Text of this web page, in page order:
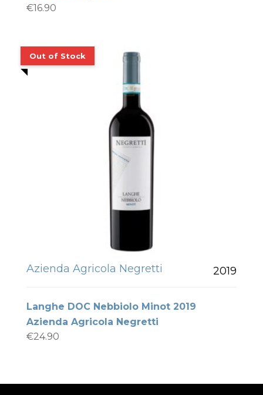
€16.90
Azienda Agricola Negretti 2019
Langhe DOC Nebbiolo Minot 2019
Azienda Agricola Negretti
€24.90